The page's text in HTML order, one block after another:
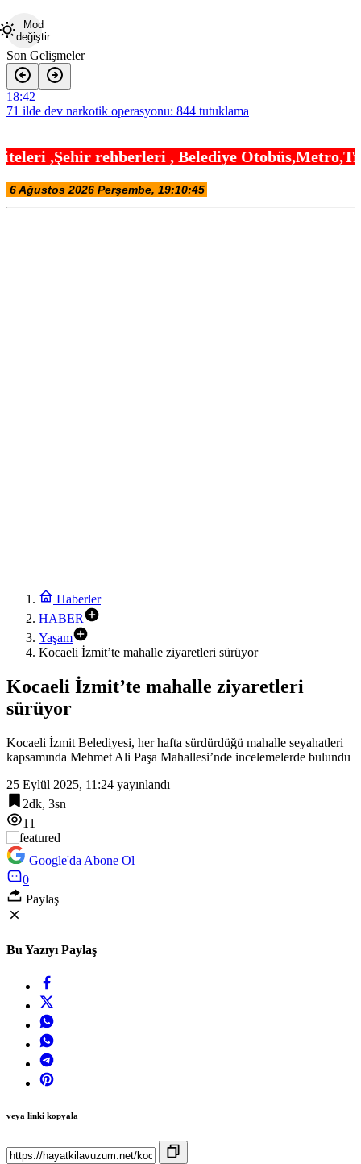
Mod
değiştir
Son Gelişmeler
18:42
71 ilde dev narkotik operasyonu: 844 tutuklama
Adalet Bakanı Gürlek: Behçet Oktay’ın şüpheli ölümü yeniden
kapsamlı şekilde incelenecek
18:30
İMES OSB geleceğin sanayisini inşa ediyor! Sanayinin geleceği
İMES OSB’de konuşuldu
Yalova’da makine arızası yapan tanker güvenli bölgeye çekildi
17:30
Nilüfer’de kaldırımlar temizlendi
BNP Paribas Cardif Türkiye’nin İç Denetim Direktörü Mustafa
Güneş oldu
18:54
Bursa Büyükşehir’den afetlere hazır iki yeni mobil araç
rehberleri , Belediye Otobüs,Metro,Tren
Haberler
HABER
Yaşam
Kocaeli İzmit’te mahalle ziyaretleri sürüyor
Kocaeli İzmit’te mahalle ziyaretleri
sürüyor
Kocaeli İzmit Belediyesi, her hafta sürdürdüğü mahalle seyahatleri
kapsamında Mehmet Ali Paşa Mahallesi’nde incelemelerde bulundu
25 Eylül 2025, 11:24 yayınlandı
2dk, 3sn
11
Google'da Abone Ol
0
Paylaş
Bu Yazıyı Paylaş
veya linki kopyala